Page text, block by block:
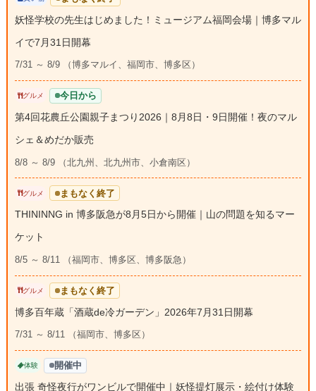
妖怪学校の先生はじめました！ミュージアム福岡会場｜博多マル
イで7月31日開幕
7/31 ～ 8/9 （博多マルイ、福岡市、博多区）
グルメ 今日から
第4回花農丘公園親子まつり2026｜8月8日・9日開催！夜のマル
シェ＆めだか販売
8/8 ～ 8/9 （北九州、北九州市、小倉南区）
グルメ まもなく終了
THININNG in 博多阪急が8月5日から開催｜山の問題を知るマー
ケット
8/5 ～ 8/11 （福岡市、博多区、博多阪急）
グルメ まもなく終了
博多百年蔵「酒蔵de冷ガーデン」2026年7月31日開幕
7/31 ～ 8/11 （福岡市、博多区）
体験 開催中
出張 奇怪夜行がワンビルで開催中｜妖怪提灯展示・絵付け体験